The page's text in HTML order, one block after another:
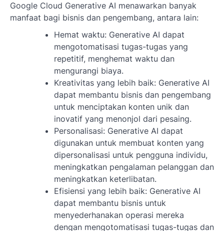
Google Cloud Generative AI menawarkan banyak
manfaat bagi bisnis dan pengembang, antara lain:
Hemat waktu: Generative AI dapat
mengotomatisasi tugas-tugas yang
repetitif, menghemat waktu dan
mengurangi biaya.
Kreativitas yang lebih baik: Generative AI
dapat membantu bisnis dan pengembang
untuk menciptakan konten unik dan
inovatif yang menonjol dari pesaing.
Personalisasi: Generative AI dapat
digunakan untuk membuat konten yang
dipersonalisasi untuk pengguna individu,
meningkatkan pengalaman pelanggan dan
meningkatkan keterlibatan.
Efisiensi yang lebih baik: Generative AI
dapat membantu bisnis untuk
menyederhanakan operasi mereka
dengan mengotomatisasi tugas-tugas dan